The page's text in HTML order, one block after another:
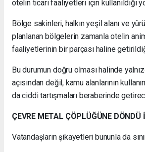
otelin ticari faaliyetleri için kullanıldığı
Bölge sakinleri, halkın yeşil alanı ve
planlanan bölgelerin zamanla otelin
faaliyetlerinin bir parçası haline
Bu durumun doğru olması halinde
açısından değil, kamu alanlarının
da ciddi tartışmaları beraberinde
ÇEVRE METAL ÇÖPLÜĞÜNE DÖNDÜ
Vatandaşların şikayetleri bununla da